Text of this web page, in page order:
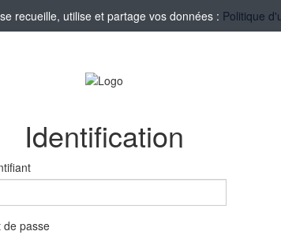
recueille, utilise et partage vos données : Politique
Identification
de passe